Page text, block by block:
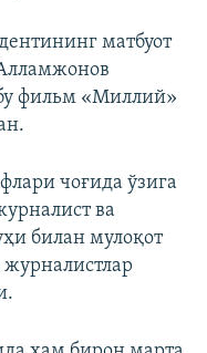
матбуот
фильм «Миллий»
чоғида ўзига
ва
билан мулоқот